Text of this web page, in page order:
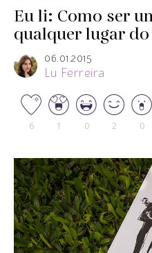
Eu li: Como ser
qualquer lugar
06.01.2015
Lu Ferreira
6 1 0 2 0